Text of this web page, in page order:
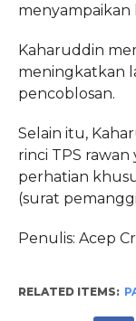
menyampaikan
Kaharuddin
meningkatkan
pencoblosan.
Selain itu,
rinci TPS
perhatian
(surat
Penulis: Acep
RELATED ITEMS: